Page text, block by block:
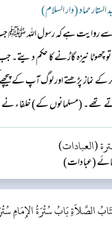
سے روایت ہے کہ رسول اللہ
نیزہ گاڑنے کا حکم دیتے۔
نماز پڑھتے اور لوگ آپ کے
تھے۔ (مسلمانوں کے) خلفاء نے
(العبادات)
جائے (عبادات)
الصَّلاَةِبَابُ سُتْرَةُ الإِمَامِ